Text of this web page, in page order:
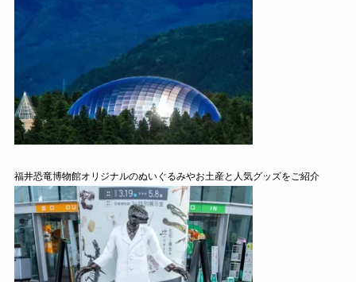
福井恐竜博物館オリジナルのぬいぐるみやお土産と人気グッズをご紹介